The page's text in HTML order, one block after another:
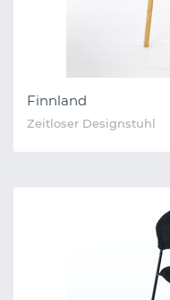
Finnland
Zeitloser Designstuhl